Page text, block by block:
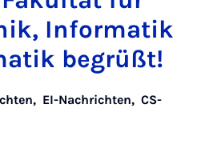
In­for­ma­tik
be­grüßt!
, EI-Nachrichten, CS-